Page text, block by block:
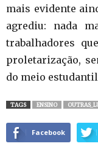
mais evidente
agrediu: nada
trabalhadores
proletarização,
do meio
TAGS ENSINO
Facebook